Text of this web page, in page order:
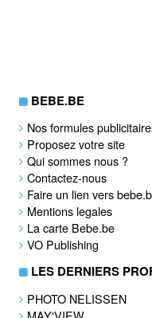
BEBE.BE
Nos formules
Proposez votre site
Qui sommes nous ?
Contactez-nous
Faire un lien vers
Mentions legales
La carte Bebe.be
VO Publishing
LES DERNIERS
PHOTO NELISSEN